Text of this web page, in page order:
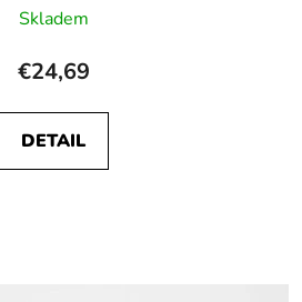
Skladem
€24,69
DETAIL